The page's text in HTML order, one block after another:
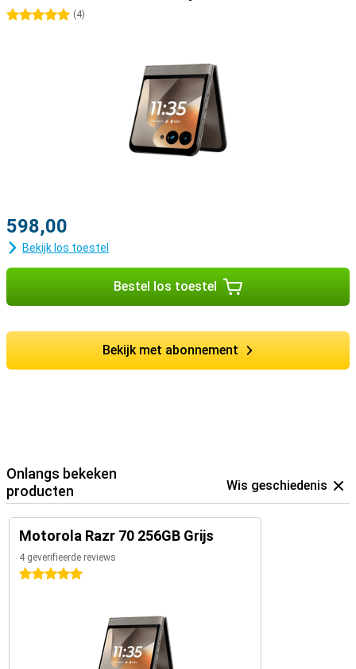
5 sterren
(4)
598,00
Bekijk los toestel
Bestel los toestel
Bekijk met abonnement
Onlangs bekeken
producten
Wis geschiedenis
Motorola Razr 70 256GB Grijs
4 geverifieerde reviews
5 sterren